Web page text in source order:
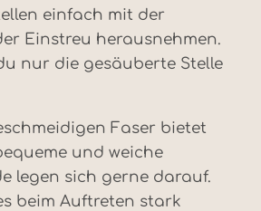
einfach mit der
Einstreu herausnehmen.
nur die gesäuberte Stelle
Faser bietet
und weiche
legen sich gerne darauf.
beim Auftreten stark